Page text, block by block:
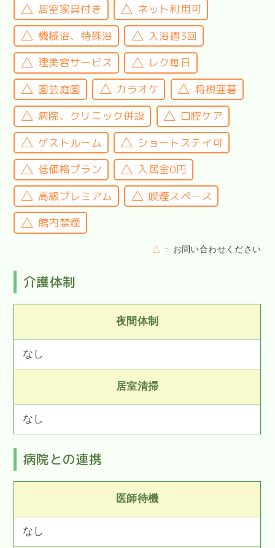
居室家具付き
ネット利用可
機械浴、特殊浴
入浴週3回
理美容サービス
レク毎日
園芸庭園
カラオケ
将棋囲碁
病院、クリニック併設
口腔ケア
ゲストルーム
ショートステイ可
低価格プラン
入居金0円
高級プレミアム
喫煙スペース
館内禁煙
△ お問い合わせください
介護体制
夜間体制
なし
居室清掃
なし
病院との連携
医師待機
なし